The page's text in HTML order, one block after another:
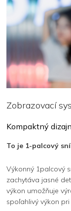
Zobrazovací
Kompaktný
To je 1-palcový
Výkonný 1palcový
zachytáva jasné
výkon umožňuje
spoľahlivý výkon